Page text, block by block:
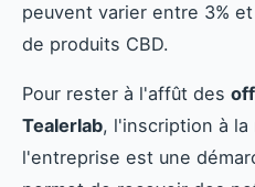
peuvent varier entre 3%
de produits CBD.
Pour rester à l'affût des
Tealerlab, l'inscription à
l'entreprise est une